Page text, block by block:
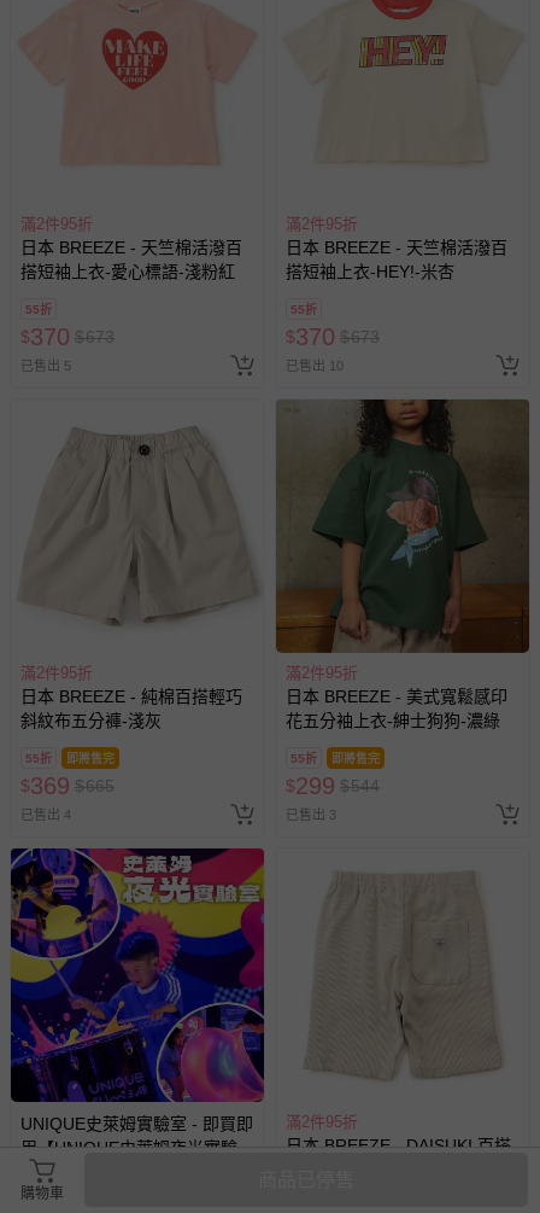
滿2件95折
日本 BREEZE - 天竺棉活潑百
搭短袖上衣-愛心標語-淺粉紅
55折
$370 $673
已售出 5
滿2件95折
日本 BREEZE - 天竺棉活潑百
搭短袖上衣-HEY!-米杏
55折
$370 $673
已售出 10
滿2件95折
日本 BREEZE - 純棉百搭輕巧
斜紋布五分褲-淺灰
55折 即將售完
$369 $665
已售出 4
滿2件95折
日本 BREEZE - 美式寬鬆感印
花五分袖上衣-紳士狗狗-濃綠
55折 即將售完
$299 $544
已售出 3
UNIQUE史萊姆實驗室 - 即買即
用【UNIQUE史萊姆夜光實驗室
@ 台北科教館 】2026/6/11-
8/30 (電子票券，於展期現場憑
滿2件95折
日本 BREEZE - DAISUKI 百搭
購物車